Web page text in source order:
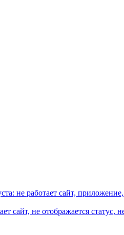
не работает сайт,
сайт, не отображается статус,